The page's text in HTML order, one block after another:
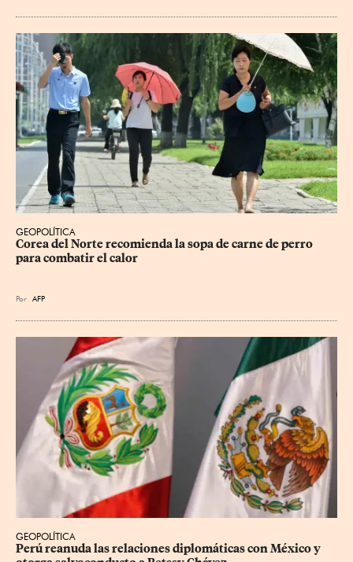
GEOPOLÍTICA
Corea del Norte recomienda la sopa de carne de perro
para combatir el calor
Por AFP
GEOPOLÍTICA
Perú reanuda las relaciones diplomáticas con México y